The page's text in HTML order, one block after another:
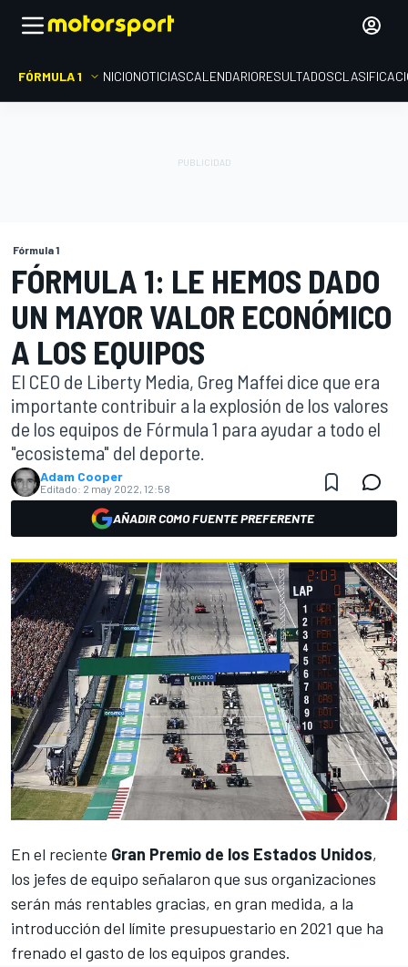
FÓRMULA 1 INICIONOTICIASCALENDARIORESULTADOS
Fórmula 1
FÓRMULA 1: LE HEMOS DADO
UN MAYOR VALOR ECONÓMICO
A LOS EQUIPOS
El CEO de Liberty Media, Greg Maffei dice que era
importante contribuir a la explosión de los valores
de los equipos de Fórmula 1 para ayudar a todo el
"ecosistema" del deporte.
Adam Cooper
Editado: 2 may 2022, 12:58
AÑADIR COMO FUENTE PREFERENTE
En el reciente Gran Premio de los Estados Unidos,
los jefes de equipo señalaron que sus organizaciones
serán más rentables gracias, en gran medida, a la
introducción del límite presupuestario en 2021 que ha
frenado el gasto de los equipos grandes.